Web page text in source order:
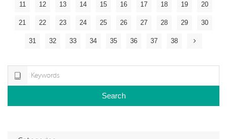
11 12 13 14 15 16 17 18 19 20
21 22 23 24 25 26 27 28 29 30
31 32 33 34 35 36 37 38
Search